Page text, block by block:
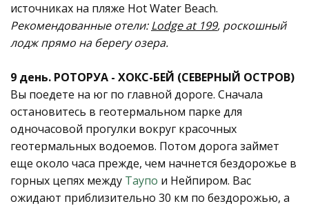
источниках на пляже Hot Water Beach.
Рекомендованные отели:Lodge at 199, роскошный
лодж прямо на берегу озера.
9 день. РОТОРУА - ХОКС-БЕЙ (СЕВЕРНЫЙ ОСТРОВ)
Вы поедете на юг по главной дороге. Сначала
остановитесь в геотермальном парке для
одночасовой прогулки вокруг красочных
геотермальных водоемов. Потом дорога займет
еще около часа прежде, чем начнется бездорожье в
горных цепях между Таупо и Нейпиром. Вас
ожидают приблизительно 30 км по бездорожью, а